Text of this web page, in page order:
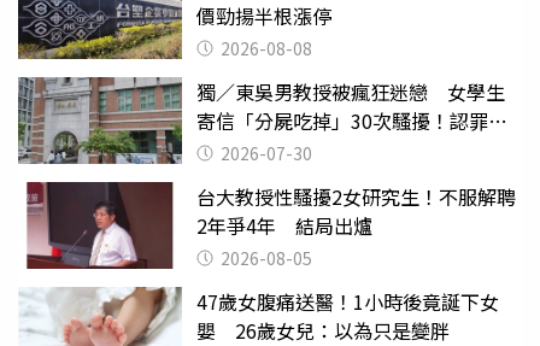
價勁揚半根漲停
2026-08-08
獨／東吳男教授被瘋狂迷戀 女學生
寄信「分屍吃掉」30次騷擾！認罪免
關 2026-07-30
台大教授性騷擾2女研究生！不服解聘
2年爭4年 結局出爐
2026-08-05
47歲女腹痛送醫！1小時後竟誕下女
嬰 26歲女兒：以為只是變胖